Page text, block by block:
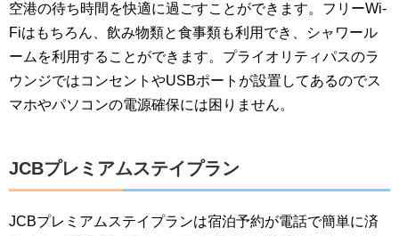
空港の待ち時間を快適に過ごすことができます。フリーWi-
Fiはもちろん、飲み物類と食事類も利用でき、シャワール
ームを利用することができます。プライオリティパスのラ
ウンジではコンセントやUSBポートが設置してあるのでス
マホやパソコンの電源確保には困りません。
JCBプレミアムステイプラン
JCBプレミアムステイプランは宿泊予約が電話で簡単に済